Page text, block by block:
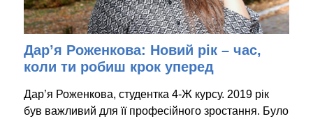
Дар’я Роженкова: Новий рік – час,
коли ти робиш крок уперед
Дар’я Роженкова, студентка 4-Ж курсу. 2019 рік
був важливий для її професійного зростання. Було